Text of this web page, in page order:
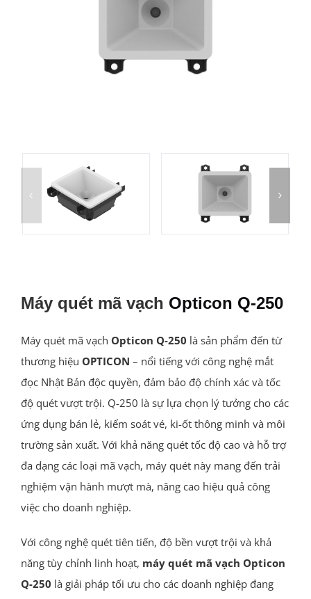
Máy quét mã vạch Opticon Q-250
Máy quét mã vạch Opticon Q-250 là sản phẩm đến từ
thương hiệu OPTICON – nổi tiếng với công nghệ mắt
đọc Nhật Bản độc quyền, đảm bảo độ chính xác và tốc
độ quét vượt trội. Q-250 là sự lựa chọn lý tưởng cho các
ứng dụng bán lẻ, kiểm soát vé, ki-ốt thông minh và môi
trường sản xuất. Với khả năng quét tốc độ cao và hỗ trợ
đa dạng các loại mã vạch, máy quét này mang đến trải
nghiệm vận hành mượt mà, nâng cao hiệu quả công
việc cho doanh nghiệp.
Với công nghệ quét tiên tiến, độ bền vượt trội và khả
năng tùy chỉnh linh hoạt, máy quét mã vạch Opticon
Q-250 là giải pháp tối ưu cho các doanh nghiệp đang